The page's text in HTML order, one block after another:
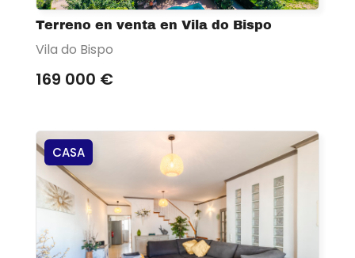
Terreno en venta en Vila do Bispo
Vila do Bispo
169 000 €
CASA